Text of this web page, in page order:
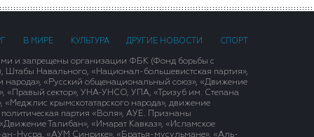
В МИРЕ КУЛЬТУРА ДРУГИЕ НОВОСТИ СПОРТ
и запрещены организации ФБК (Фонд борьбы с
Штабы Навального, «Национал-большевистская партия»,
народа», «Русский общенациональный союз», «Движение
«Правый сектор», УНА-УНСО, УПА, «Тризуб им. Степана
крымскотатарского народа», движение
политическая партия «Воля», АУЕ. Признаны
Талибан», «Имарат Кавказ», «Исламское
Нусра, «АУМ Синрике», «Братья-мусульмане», «Аль-